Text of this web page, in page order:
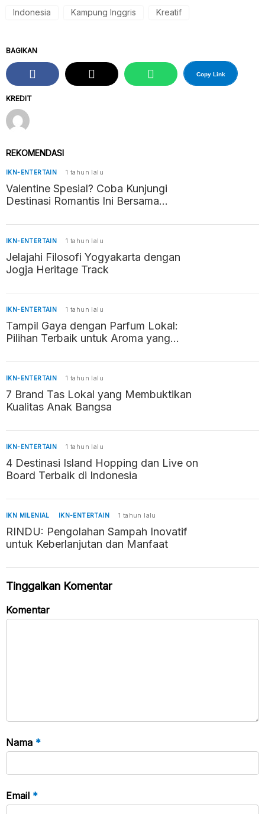
Indonesia Kampung Inggris Kreatif
KREDIT
BAGIKAN
Copy Link
REKOMENDASI
IKN-ENTERTAIN 1 tahun lalu
Valentine Spesial? Coba Kunjungi
Destinasi Romantis Ini Bersama
IKN-ENTERTAIN 1 tahun lalu
Jelajahi Filosofi Yogyakarta dengan
Jogja Heritage Track
IKN-ENTERTAIN 1 tahun lalu
Tampil Gaya dengan Parfum Lokal:
Pilihan Terbaik untuk Aroma yang
IKN-ENTERTAIN 1 tahun lalu
7 Brand Tas Lokal yang Membuktikan
Kualitas Anak Bangsa
IKN-ENTERTAIN 1 tahun lalu
4 Destinasi Island Hopping dan Live on
Board Terbaik di Indonesia
IKN MILENIAL IKN-ENTERTAIN 1 tahun lalu
RINDU: Pengolahan Sampah Inovatif
untuk Keberlanjutan dan Manfaat
Tinggalkan Komentar
Komentar
Nama *
Email *